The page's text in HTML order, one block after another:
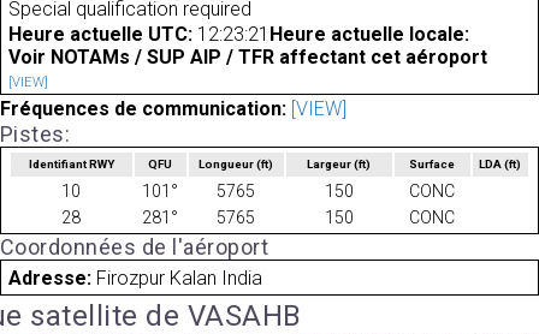
Special qualification required
Heure actuelle UTC: 12:23:21 Heure actuelle locale:
Voir NOTAMs / SUP AIP / TFR affectant cet aéroport
[VIEW]
Fréquences de communication: [VIEW]
Pistes:
Identifiant RWY QFU Longueur(ft) Largeur(ft) Surface LDA(ft)
10 101° 5765 150
CONC
28
281° 5765 150 CONC
Coordonnées de l'aéroport
Adresse: Firozpur Kalan India
satellite de VASAHB